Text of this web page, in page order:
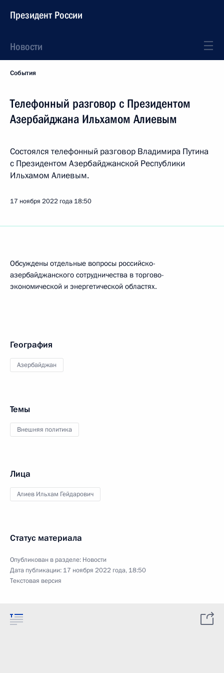
Президент России
Новости
События
Телефонный разговор с Президентом
Азербайджана Ильхамом Алиевым
Состоялся телефонный разговор Владимира Путина
с Президентом Азербайджанской Республики
Ильхамом Алиевым.
17 ноября 2022 года 18:50
Обсуждены отдельные вопросы российско-
азербайджанского сотрудничества в торгово-
экономической и энергетической областях.
География
Азербайджан
Темы
Внешняя политика
Лица
Алиев Ильхам Гейдарович
Статус материала
Опубликован в разделе: Новости
Дата публикации: 17 ноября 2022 года, 18:50
Текстовая версия